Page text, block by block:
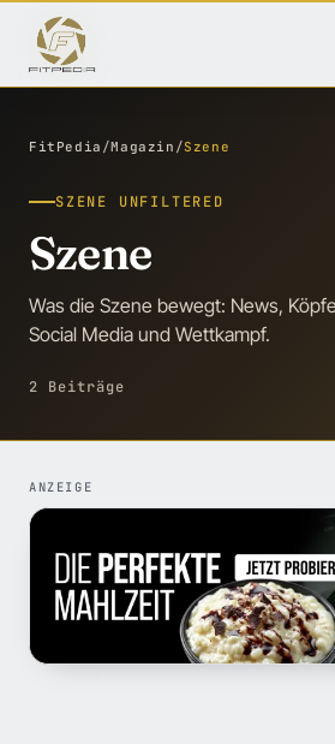
FitPedia /Magazin /Szene
SZENE UNFILTERED
Szene
Was die Szene bewegt: News,
Social Media und Wettkampf.
2 Beiträge
ANZEIGE